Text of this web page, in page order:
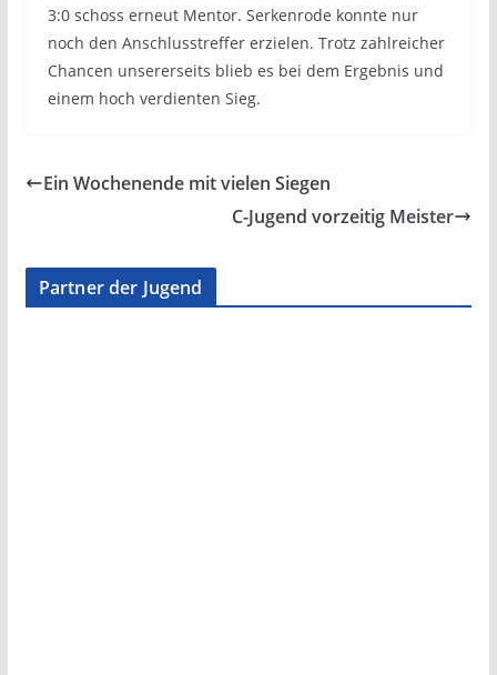
3:0 schoss erneut Mentor. Serkenrode konnte nur
noch den Anschlusstreffer erzielen. Trotz zahlreicher
Chancen unsererseits blieb es bei dem Ergebnis und
einem hoch verdienten Sieg.
Ein Wochenende mit vielen Siegen
C-Jugend vorzeitig Meister
Partner der Jugend